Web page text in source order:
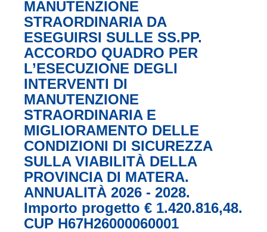
MANUTENZIONE
STRAORDINARIA DA
ESEGUIRSI SULLE SS.PP.
ACCORDO QUADRO PER
L’ESECUZIONE DEGLI
INTERVENTI DI
MANUTENZIONE
STRAORDINARIA E
MIGLIORAMENTO DELLE
CONDIZIONI DI SICUREZZA
SULLA VIABILITÀ DELLA
PROVINCIA DI MATERA.
ANNUALITÀ 2026 - 2028.
Importo progetto € 1.420.816,48.
CUP H67H26000060001